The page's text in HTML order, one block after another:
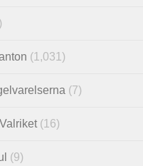
(1,031)
(7)
(16)
(9)